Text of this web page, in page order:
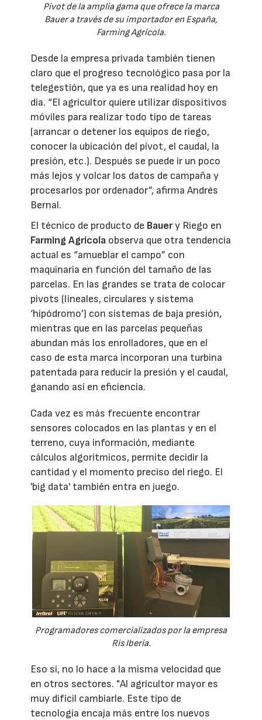
Pivot de la amplia gama que ofrece la marca
Bauer a través de su importador en España,
Farming Agrícola.
Desde la empresa privada también tienen
claro que el progreso tecnológico pasa por la
telegestión, que ya es una realidad hoy en
día. “El agricultor quiere utilizar dispositivos
móviles para realizar todo tipo de tareas
(arrancar o detener los equipos de riego,
conocer la ubicación del pívot, el caudal, la
presión, etc.). Después se puede ir un poco
más lejos y volcar los datos de campaña y
procesarlos por ordenador”, afirma Andrés
Bernal.
El técnico de producto de Bauery Riego en
Farming Agrícola observa que otra tendencia
actual es “amueblar el campo” con
maquinaria en función del tamaño de las
parcelas. En las grandes se trata de colocar
pivots (lineales, circulares y sistema
‘hipódromo’) con sistemas de baja presión,
mientras que en las parcelas pequeñas
abundan más los enrolladores, que en el
caso de esta marca incorporan una turbina
patentada para reducir la presión y el caudal,
ganando así en eficiencia.
Cada vez es más frecuente encontrar
sensores colocados en las plantas y en el
terreno, cuya información, mediante
cálculos algorítmicos, permite decidir la
cantidad y el momento preciso del riego. El
'big data' también entra en juego.
Programadores comercializados por la empresa
Ris Iberia.
Eso sí, no lo hace a la misma velocidad que
en otros sectores. "Al agricultor mayor es
muy difícil cambiarle. Este tipo de
tecnología encaja más entre los nuevos